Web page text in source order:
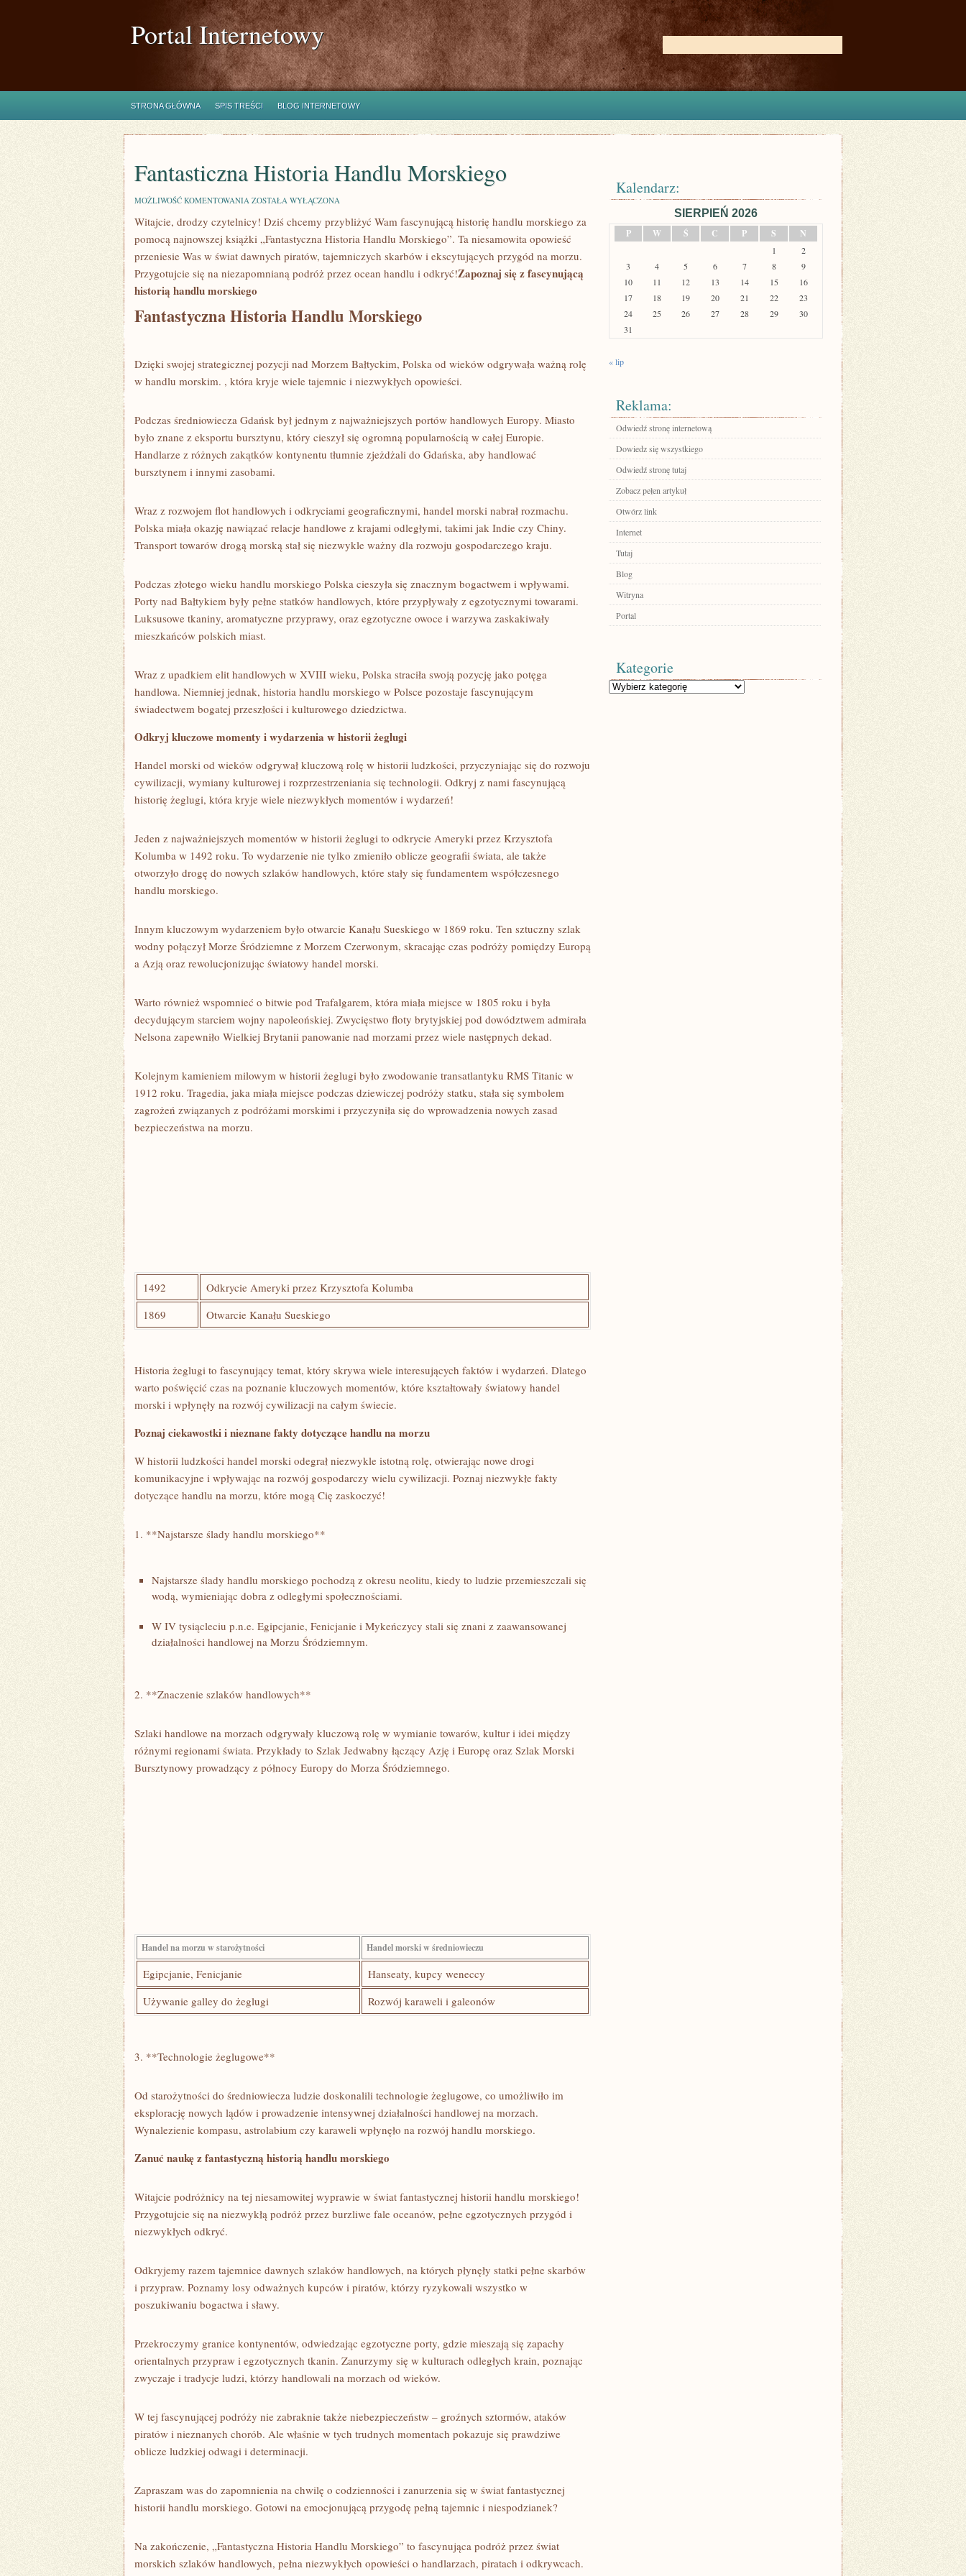
Portal Internetowy
STRONA GŁÓWNA SPIS TREŚCI BLOG INTERNETOWY
Fantasticzna Historia Handlu Morskiego
MOŻLIWOŚĆ KOMENTOWANIA FANTASTICZNA
HANDLU
MORSKIEGO
ZOSTAŁA WYŁĄCZONA
Witajcie, drodzy⁢ czytelnicy! ⁤Dziś​ chcemy przybliżyć Wam fascynującą historię handlu morskiego⁤ za
pomocą najnowszej książki „Fantastyczna Historia Handlu Morskiego”. Ta niesamowita opowieść
przeniesie Was w świat dawnych piratów, tajemniczych skarbów i ekscytujących ⁤przygód na morzu.
Przygotujcie się na niezapomnianą podróż ⁢przez ocean handlu i odkryć!Zapoznaj się‌ z fascynującą
historią handlu‍ morskiego
Fantastyczna Historia Handlu Morskiego
Dzięki swojej strategicznej pozycji nad Morzem Bałtyckim, Polska‌ od wieków odgrywała ważną rolę
w handlu morskim. , która kryje wiele tajemnic i niezwykłych opowieści.
Podczas średniowiecza Gdańsk był jednym z najważniejszych portów handlowych ‌Europy. Miasto‍
było znane z ⁣eksportu bursztynu, który cieszył się ogromną popularnością w całej Europie.⁤
Handlarze z różnych zakątków kontynentu tłumnie zjeżdżali do Gdańska, aby handlować
bursztynem i ⁤innymi zasobami.
Wraz⁣ z rozwojem flot handlowych i odkryciami geograficznymi, handel morski nabrał rozmachu.
Polska miała okazję nawiązać relacje handlowe z ‌krajami odległymi, takimi jak⁢ Indie czy Chiny.
Transport towarów drogą morską stał się niezwykle ważny dla‍ rozwoju gospodarczego kraju.
Podczas złotego wieku handlu morskiego Polska cieszyła się znacznym bogactwem i ⁤wpływami.
‌Porty nad Bałtykiem były pełne statków handlowych, które przypływały z egzotycznymi towarami.
Luksusowe tkaniny, aromatyczne przyprawy, ⁣oraz‍ egzotyczne owoce i⁢ warzywa zaskakiwały
mieszkańców polskich miast.
Wraz z upadkiem elit handlowych w XVIII wieku, Polska ⁢straciła swoją pozycję jako potęga
handlowa. Niemniej jednak,‌ historia handlu morskiego w Polsce pozostaje fascynującym
świadectwem bogatej przeszłości i kulturowego dziedzictwa.
Odkryj⁢ kluczowe momenty i wydarzenia ‍w historii żeglugi
Handel morski‍ od wieków odgrywał kluczową rolę w⁢ historii‍ ludzkości, przyczyniając się do ​rozwoju
cywilizacji, wymiany kulturowej⁢ i rozprzestrzeniania się technologii. Odkryj z​ nami fascynującą
historię żeglugi, która kryje wiele niezwykłych momentów i wydarzeń!
Jeden z ⁣najważniejszych⁢ momentów‌ w historii⁢ żeglugi to odkrycie Ameryki przez Krzysztofa
Kolumba w 1492 roku. ⁢To wydarzenie nie tylko zmieniło oblicze geografii świata,​ ale także
otworzyło ‌drogę do nowych szlaków handlowych, które stały się fundamentem współczesnego
handlu ⁢morskiego.
Innym kluczowym wydarzeniem było otwarcie Kanału Sueskiego w 1869 ​roku. Ten sztuczny szlak
wodny połączył Morze Śródziemne z ⁣Morzem Czerwonym, skracając czas podróży pomiędzy Europą
a Azją oraz rewolucjonizując⁤ światowy ‍handel morski.
Warto również wspomnieć o bitwie pod Trafalgarem, która miała miejsce w 1805 roku i była
decydującym starciem ‍wojny ⁣napoleońskiej. Zwycięstwo⁤ floty brytyjskiej pod dowództwem admirała
Nelsona zapewniło Wielkiej Brytanii panowanie nad morzami‌ przez wiele następnych dekad.
Kolejnym ⁤kamieniem ‌milowym w historii żeglugi było zwodowanie transatlantyku RMS Titanic w
1912 roku. Tragedia, jaka miała miejsce podczas dziewiczej ⁤podróży statku, stała się symbolem
zagrożeń związanych​ z⁣ podróżami morskimi i przyczyniła się ⁢do wprowadzenia nowych zasad
bezpieczeństwa na morzu.
1492
Odkrycie ⁤Ameryki przez Krzysztofa Kolumba
1869
Otwarcie Kanału Sueskiego
Historia żeglugi to fascynujący temat, który ‍skrywa wiele interesujących faktów i ‌wydarzeń. Dlatego
warto poświęcić czas na poznanie kluczowych momentów, które kształtowały światowy handel
morski i wpłynęły⁢ na rozwój cywilizacji na całym świecie.
Poznaj ciekawostki i nieznane fakty dotyczące handlu na morzu
W historii⁤ ludzkości handel morski ‍odegrał niezwykle istotną ⁢rolę, otwierając nowe drogi
komunikacyjne ⁣i ‍wpływając na rozwój gospodarczy wielu cywilizacji. Poznaj niezwykłe fakty
dotyczące handlu na morzu, które​ mogą Cię zaskoczyć!
1. **Najstarsze ślady handlu morskiego**
Najstarsze ślady handlu morskiego pochodzą z⁢ okresu neolitu, kiedy ⁤to ludzie przemieszczali się
wodą, wymieniając dobra z odległymi społecznościami.
W IV tysiącleciu​ p.n.e. Egipcjanie, Fenicjanie i‌ Mykeńczycy ⁢stali się znani z zaawansowanej
działalności handlowej na Morzu Śródziemnym.
2. **Znaczenie szlaków handlowych**
Szlaki handlowe na morzach odgrywały kluczową rolę w⁣ wymianie towarów, ‍kultur i idei między
różnymi regionami świata. Przykłady to Szlak Jedwabny łączący Azję i Europę oraz Szlak Morski
Bursztynowy prowadzący z północy Europy do Morza Śródziemnego.
Handel na morzu w starożytności Handel ‌morski w średniowieczu
Egipcjanie, Fenicjanie
Hanseaty, kupcy weneccy
Używanie galley do‍ żeglugi
Rozwój karaweli i galeonów
3. **Technologie żeglugowe**
Od starożytności do średniowiecza ludzie doskonalili⁢ technologie żeglugowe, co umożliwiło im
eksplorację nowych lądów i prowadzenie ⁤intensywnej działalności handlowej na ⁢morzach.
Wynalezienie kompasu, astrolabium⁣ czy karaweli ​wpłynęło ⁣na rozwój handlu morskiego.
Zanuć naukę z fantastyczną historią handlu morskiego
Witajcie podróżnicy na tej niesamowitej wyprawie w świat fantastycznej historii handlu morskiego!
Przygotujcie się na niezwykłą podróż przez burzliwe fale oceanów, pełne egzotycznych przygód i
niezwykłych odkryć.
Odkryjemy razem tajemnice dawnych szlaków handlowych, ⁢na których płynęły statki pełne skarbów​
i przypraw.⁢ Poznamy losy odważnych kupców i piratów, którzy ryzykowali wszystko w
poszukiwaniu bogactwa i ‌sławy.
Przekroczymy granice kontynentów, odwiedzając egzotyczne porty, gdzie mieszają się zapachy
orientalnych przypraw i egzotycznych tkanin. Zanurzymy się w kulturach odległych krain, poznając
zwyczaje i ⁢tradycje ludzi, którzy handlowali na morzach od wieków.
W tej fascynującej podróży nie zabraknie także ‍niebezpieczeństw – ‌groźnych sztormów, ataków
piratów i nieznanych chorób. Ale właśnie w ⁢tych trudnych momentach pokazuje⁤ się prawdziwe
oblicze ludzkiej odwagi‍ i ‍determinacji.
Zapraszam was do zapomnienia na chwilę ​o codzienności i zanurzenia się w świat fantastycznej
historii handlu morskiego. ⁤Gotowi na emocjonującą przygodę pełną tajemnic ⁢i niespodzianek?
Na ⁢zakończenie, „Fantastyczna Historia Handlu Morskiego” to fascynująca podróż przez świat
morskich szlaków handlowych, pełna ⁢niezwykłych opowieści o handlarzach, ⁣piratach i odkrywcach.
Kalendarz:
SIERPIEŃ 2026
P
W Ś C P S N
1
2
3
4 5 6 7 8
9
10
11 12 13 14 15
16
17
18 19 20 21 22
23
24
25 26 27 28 29
30
31
« lip
Reklama:
Odwiedź stronę internetową
Dowiedz się wszystkiego
Odwiedź stronę tutaj
Zobacz pełen artykuł
Otwórz link
Internet
Tutaj
Blog
Witryna
Portal
Kategorie
Kategorie